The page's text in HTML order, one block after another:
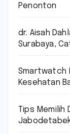
Penonton
dr. Aisah
Surabaya,
Smartwatch
Kesehatan
Tips Memilih